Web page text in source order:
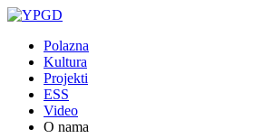
Polazna
Kultura
Projekti
ESS
Video
O nama